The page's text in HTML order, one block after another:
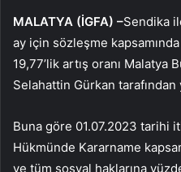
MALATYA (İGFA) –Sendika
ay için sözleşme
19,77’lik artış oranı Malatya
Selahattin Gürkan
Buna göre 01.07.2023 tarihi
Hükmünde Kararname
ve tüm sosyal haklarına